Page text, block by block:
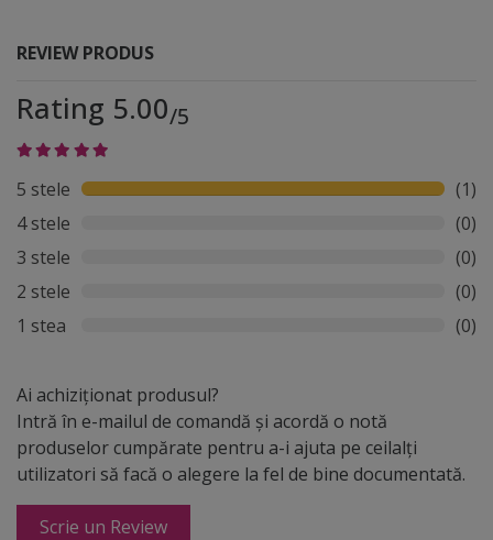
REVIEW PRODUS
Rating 5.00/5
5 stele
(1)
4 stele
(0)
3 stele
(0)
2 stele
(0)
1 stea
(0)
Ai achiziționat produsul?
Intră în e-mailul de comandă și acordă o notă
produselor cumpărate pentru a-i ajuta pe ceilalți
utilizatori să facă o alegere la fel de bine documentată.
Scrie un Review